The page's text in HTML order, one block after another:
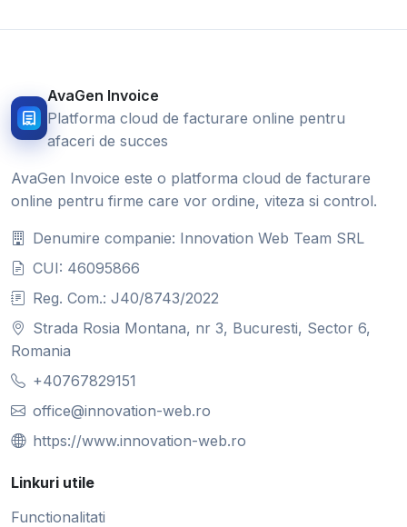
AvaGen Invoice
Platforma cloud de facturare online pentru
afaceri de succes
AvaGen Invoice este o platforma cloud de facturare
online pentru firme care vor ordine, viteza si control.
Denumire companie: Innovation Web Team SRL
CUI: 46095866
Reg. Com.: J40/8743/2022
Strada Rosia Montana, nr 3, Bucuresti, Sector 6,
Romania
+40767829151
office@innovation-web.ro
https://www.innovation-web.ro
Linkuri utile
Functionalitati